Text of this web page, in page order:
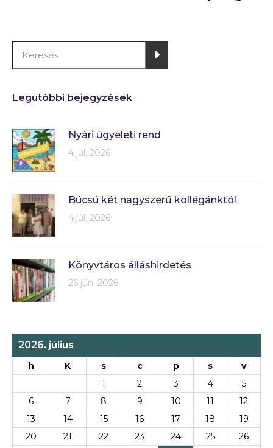
Legutóbbi bejegyzések
Nyári ügyeleti rend
4 júl, 2026
Búcsú két nagyszerű kollégánktól
4 júl, 2026
Könyvtáros álláshirdetés
26 jún, 2026
2026. július
h K s c p s
v
1
2 3 4
5
6
7 8 9 10 11
12
13
14 15 16 17 18
19
20
21 22 23 24 25 26